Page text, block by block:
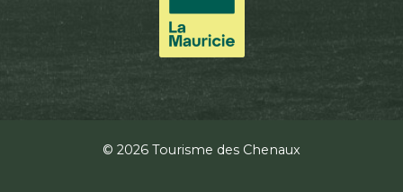
© 2026 Tourisme des Chenaux